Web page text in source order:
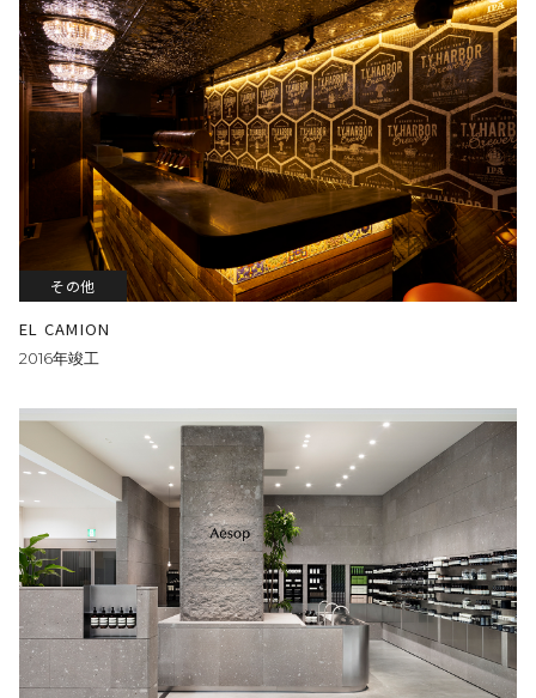
その他
EL CAMION
2016年竣工